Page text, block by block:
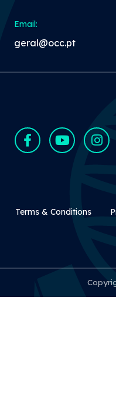
Email:
geral@occ.pt
Rodapé
Terms & Conditions